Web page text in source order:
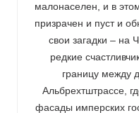
малонаселен, и в
призрачен и пуст и
свои загадки – на
редкие
границу между
Альбрехтштрассе,
фасады имперских